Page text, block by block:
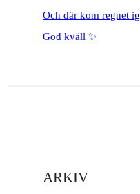
Och där kom regnet
God kväll ✨
ARKIV